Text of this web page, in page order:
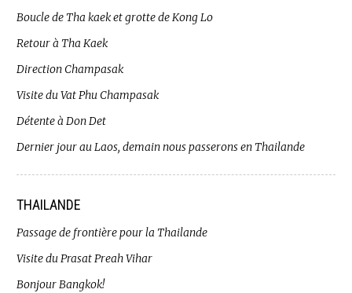
Boucle de Tha kaek et grotte de Kong Lo
Retour à Tha Kaek
Direction Champasak
Visite du Vat Phu Champasak
Détente à Don Det
Dernier jour au Laos, demain nous passerons en Thailande
THAILANDE
Passage de frontière pour la Thailande
Visite du Prasat Preah Vihar
Bonjour Bangkok!